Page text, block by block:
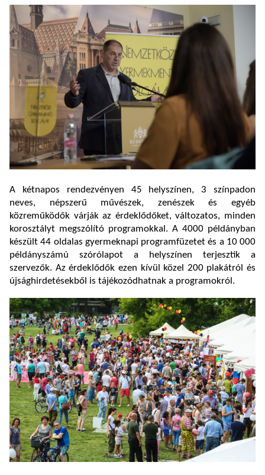
A kétnapos rendezvényen 45 helyszínen, 3 színpadon
neves, népszerű művészek, zenészek és egyéb
közreműködők várják az érdeklődőket, változatos, minden
korosztályt megszólító programokkal. A 4000 példányban
készült 44 oldalas gyermeknapi programfüzetet és a 10 000
példányszámú szórólapot a helyszínen terjesztik a
szervezők. Az érdeklődők ezen kívül közel 200 plakátról és
újsághirdetésekből is tájékozódhatnak a programokról.